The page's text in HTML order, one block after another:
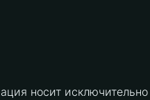
носит